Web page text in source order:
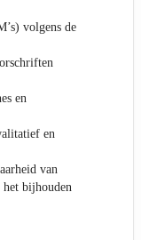
volgens de
en
en
van
het bijhouden